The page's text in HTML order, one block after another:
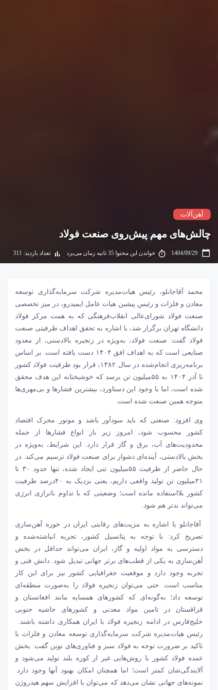
آهن‌آلات
چالش‌های مهم پیش‌روی صنعت فولاد
خواندن این محتوا 35 ثانیه زمان می‌برد تعداد بازدید: 311
محمد آقاجانلو، رئیس هیات‌مدیره شرکت سرمایه‌گذاری توسعه
معادن و فلزات و رئیس پیشین هیات عامل ایمیدرو، در میز تخصصی
صنعت فولاد
شورای‌عالی انقلاب‌فرهنگی که به همت مرکز فولاد
دانشگاه تهران برگزار شد، با اشاره به تحقق اهداف ظرفیتی صنعت
فولاد گفت: صنعت فولاد، به‌ویژه در زنجیره بالادستی، از معدود
صنایعی است که به اهداف افق ۱۴۰۴ دست یافته است. بر اساس
برنامه‌ریزی انجام‌شده در سال ۱۳۸۲، قرار بود ظرفیت فولاد کشور
تا آذر ۱۴۰۴ به ۵۵‌میلیون تن برسد که خوشبختانه این هدف محقق
شده است، اما با وجود این دستاورد، بیشترین فشارها و بی‌مهری‌ها
متوجه همین صنعت شده است.
وی افزود: صنعتی که باید سودآور باشد و موتور محرک اقتصاد
کشور محسوب شود، امروز زیر بار انواع فشارها از جمله
محدودیت‌های آب، برق و گاز قرار دارد. این شرایط، به‌ویژه در
بخش بالادستی، آینده‌ای دشوار برای صنعت فولاد ترسیم می‌کند. در
حال حاضر از ظرفیت ۵۵‌میلیون تنی ایجاد شده، تنها حدود ۳۰ تا
۳۱‌میلیون تن تولید واقعی داریم، یعنی نزدیک به ۴۰درصد ظرفیت
کشور بلااستفاده مانده است؛ وضعیتی که با تداوم ناترازی انرژی
می‌تواند بدتر هم شود.
آقاجانلو با اشاره به مزیت‌های رقابتی ایران در حوزه آهن‌سازی
تصریح کرد: با توجه به پتانسیل کشور، تجربه انباشته‌شده و
دسترسی به مواد اولیه و گاز، ایران می‌تواند حداقل در بخش
آهن‌سازی به یکی از قطب‌های برتر جهانی تبدیل شود. دانش فنی و
تجربه وجود دارد و موقعیت جغرافیایی کشور نیز برای این کار
مناسب است. حتی می‌توان زنجیره فولاد را به‌صورت منطقه‌ای
توسعه داد؛ به‌گونه‌ای که کشورهای همسایه مانند افغانستان و
قزاقستان در تامین مواد معدنی و کشورهای حاشیه جنوبی
خلیج‌فارس در ادامه زنجیره فولاد با ایران همکاری داشته باشند.
رئیس هیات‌مدیره شرکت سرمایه‌گذاری توسعه معادن و فلزات با
تاکید بر ضرورت توجه به فولاد سبز و فناوری‌های نوین گفت: بخش
عمده فولاد کشور با روش‌هایی غیر از کوره بلند تولید می‌شود و
آلایندگی‌شان کمتر است؛ اما همچنان امکان بهبود آنها وجود دارد.
نمونه‌های جهانی نشان می‌دهد که می‌توان با افزایش سهم هیدروژن